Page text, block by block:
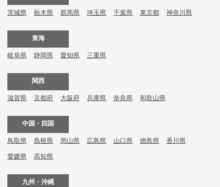
茨城県 栃木県 群馬県 埼玉県 千葉県 東京都 神奈川県
東海
岐阜県 静岡県 愛知県 三重県
関西
滋賀県 京都府 大阪府 兵庫県 奈良県 和歌山県
中国・四国
鳥取県 島根県 岡山県 広島県 山口県 徳島県 香川県
愛媛県 高知県
九州・沖縄